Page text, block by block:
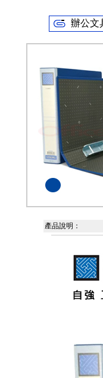
辦公文
產品說明：